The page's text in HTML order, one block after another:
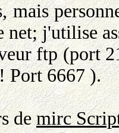
mais
j'utilise
ftp (port
Port 6667 ).
demirc